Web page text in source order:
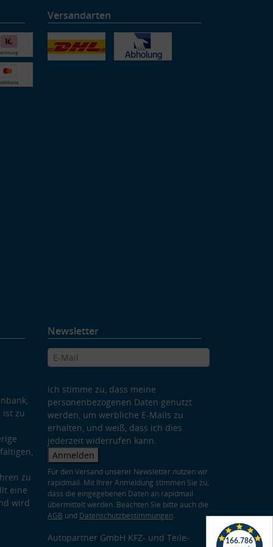
Versandarten
ist zu
zu
eine
wird
Newsletter
Ich stimme zu, dass meine
personenbezogenen Daten genutzt
werden, um werbliche E-Mails zu
erhalten, und weiß, dass ich dies
jederzeit widerrufen kann.
Anmelden
Für den Versand unserer Newsletter nutzen wir
rapidmail. Mit Ihrer Anmeldung stimmen Sie zu,
dass die eingegebenen Daten an rapidmail
übermittelt werden. Beachten Sie bitte auch die
AGB und Datenschutzbestimmungen.
Autopartner GmbH KFZ- und Teile-